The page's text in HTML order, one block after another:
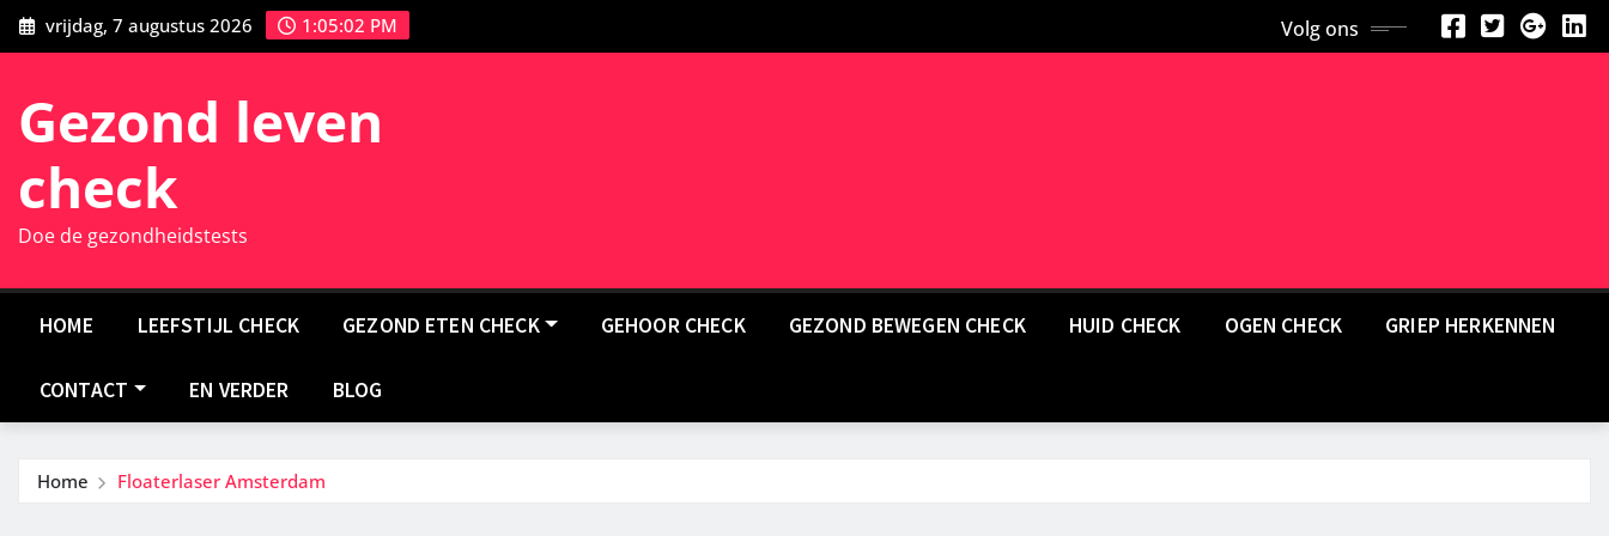
Ga
naar
inhoud
vrijdag, 7 augustus 2026 1:05:03 PM Volg ons
Gezond leven
check
Doe de gezondheidstests
HOME LEEFSTIJL CHECK GEZOND ETEN CHECK GEHOOR CHECK GEZOND BEWEGEN CHECK HUID CHECK OGEN CHECK GRIEP HERKENNEN
CONTACT EN VERDER BLOG
Home Floaterlaser Amsterdam